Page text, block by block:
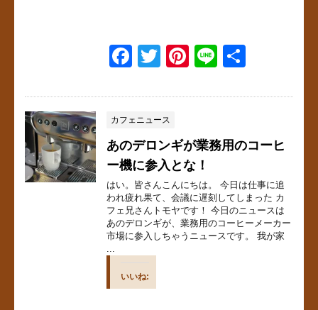
F
c
e
b
o
o
k
T
tt
er
Pi
er
st
Li
e
カフェニュース
あのデロンギが業務用のコーヒ
ー機に参入とな！
はい。皆さんこんにちは。 今日は仕事に追
われ疲れ果て、会議に遅刻してしまった カ
フェ兄さんトモヤです！ 今日のニュースは
あのデロンギが、業務用のコーヒーメーカー
市場に参入しちゃうニュースです。 我が家
いいね: